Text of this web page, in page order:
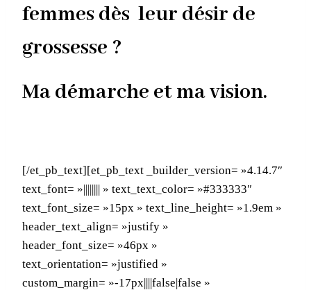
femmes dès leur désir de
grossesse ?
Ma démarche et ma vision.
[/et_pb_text][et_pb_text _builder_version= »4.14.7″
text_font= »|||||||| » text_text_color= »#333333″
text_font_size= »15px » text_line_height= »1.9em »
header_text_align= »justify »
header_font_size= »46px »
text_orientation= »justified »
custom_margin= »-17px||||false|false »